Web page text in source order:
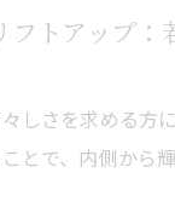
トアップ：
しさを求める方
とで、内側から